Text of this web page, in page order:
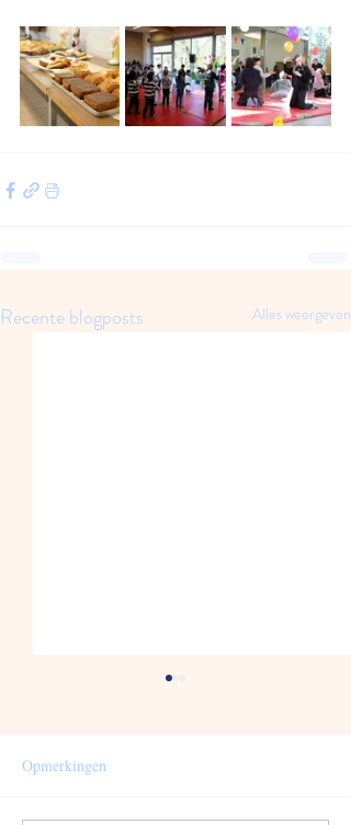
Recente blogposts Alles weergeven
Opmerkingen